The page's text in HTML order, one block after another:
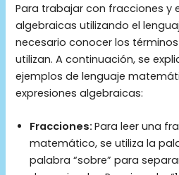
Para trabajar con fracciones y
algebraicas utilizando el
necesario conocer los
utilizan. A continuación, se
ejemplos de lenguaje
expresiones algebraicas:
Fracciones:Para leer una
matemático, se utiliza la
palabra “sobre” para